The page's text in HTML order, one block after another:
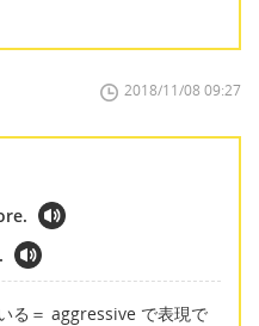
2018/11/08 09:27
る＝ aggressive で表現で